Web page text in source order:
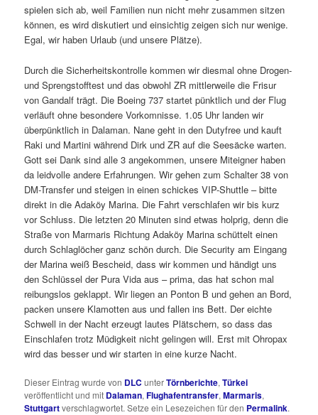
spielen sich ab, weil Familien nun nicht mehr zusammen sitzen
können, es wird diskutiert und einsichtig zeigen sich nur wenige.
Egal, wir haben Urlaub (und unsere Plätze).
Durch die Sicherheitskontrolle kommen wir diesmal ohne Drogen-
und Sprengstofftest und das obwohl ZR mittlerweile die Frisur
von Gandalf trägt. Die Boeing 737 startet pünktlich und der Flug
verläuft ohne besondere Vorkomnisse. 1.05 Uhr landen wir
überpünktlich in Dalaman. Nane geht in den Dutyfree und kauft
Raki und Martini während Dirk und ZR auf die Seesäcke warten.
Gott sei Dank sind alle 3 angekommen, unsere Miteigner haben
da leidvolle andere Erfahrungen. Wir gehen zum Schalter 38 von
DM-Transfer und steigen in einen schickes VIP-Shuttle – bitte
direkt in die Adaköy Marina. Die Fahrt verschlafen wir bis kurz
vor Schluss. Die letzten 20 Minuten sind etwas holprig, denn die
Straße von Marmaris Richtung Adaköy Marina schüttelt einen
durch Schlaglöcher ganz schön durch. Die Security am Eingang
der Marina weiß Bescheid, dass wir kommen und händigt uns
den Schlüssel der Pura Vida aus – prima, das hat schon mal
reibungslos geklappt. Wir liegen an Ponton B und gehen an Bord,
packen unsere Klamotten aus und fallen ins Bett. Der eichte
Schwell in der Nacht erzeugt lautes Plätschern, so dass das
Einschlafen trotz Müdigkeit nicht gelingen will. Erst mit Ohropax
wird das besser und wir starten in eine kurze Nacht.
Dieser Eintrag wurde von DLC unterTörnberichte,Türkei
veröffentlicht und mit Dalaman,Flughafentransfer,Marmaris,
Stuttgartverschlagwortet. Setze ein Lesezeichen für den Permalink.